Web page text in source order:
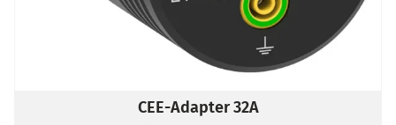
CEE-Adapter 32A